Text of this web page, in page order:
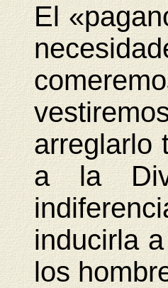
El
arreglarlo
a la
inducirla
los